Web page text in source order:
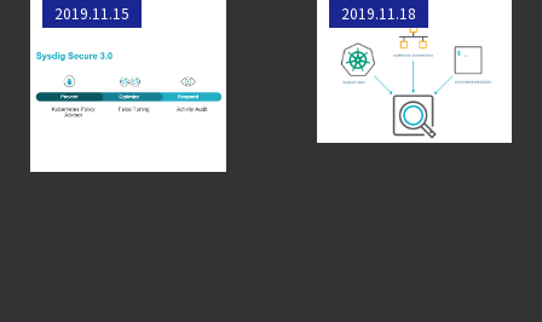
検知イベント取り扱いの課題と解消策
【ブログ】
Sysdig Secure 3.0
おいてネイティブな
防止とインシデン
ト対応を実現しま
2019.11.15
Sysdig Activity
auditによる
Kubernetesにおけ
るインシデントレ
スポンス
2019.11.18